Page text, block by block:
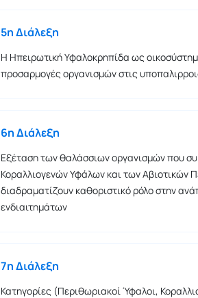
5η Διάλεξη
Η Ηπειρωτική Υφαλοκρηπίδα ως
προσαρμογές οργανισμών στις
6η Διάλεξη
Εξέταση των θαλάσσιων οργανισμών που
Κοραλλιογενών Υφάλων και των Αβιοτικών
διαδραματίζουν καθοριστικό ρόλο στην
ενδιαιτημάτων
7η Διάλεξη
Κατηγορίες (Περιθωριακοί Ύφαλοι,